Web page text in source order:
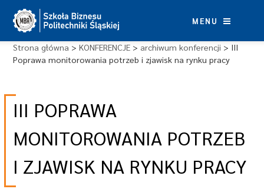
content
MENU
Strona główna >KONFERENCJE > archiwum konferencji > III
Poprawa monitorowania potrzeb i zjawisk na rynku pracy
III POPRAWA
MONITOROWANIA POTRZEB
I ZJAWISK NA RYNKU PRACY